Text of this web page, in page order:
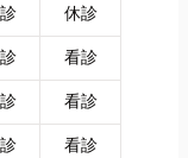
休診
看診
看診
看診